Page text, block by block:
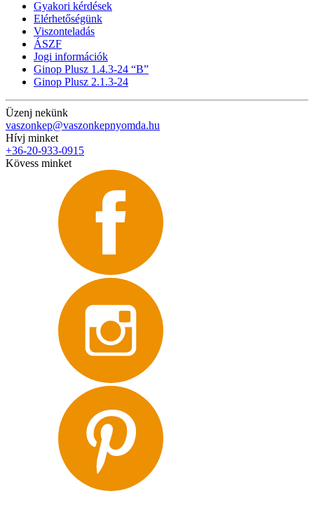
Gyakori kérdések
Elérhetőségünk
Viszonteladás
ÁSZF
Jogi információk
Ginop Plusz 1.4.3-24 “B”
Ginop Plusz 2.1.3-24
Üzenj nekünk
vaszonkep@vaszonkepnyomda.hu
Hívj minket
+36-20-933-0915
Kövess minket